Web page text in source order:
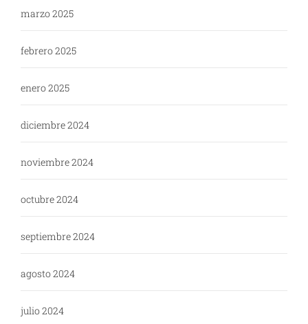
marzo 2025
febrero 2025
enero 2025
diciembre 2024
noviembre 2024
octubre 2024
septiembre 2024
agosto 2024
julio 2024